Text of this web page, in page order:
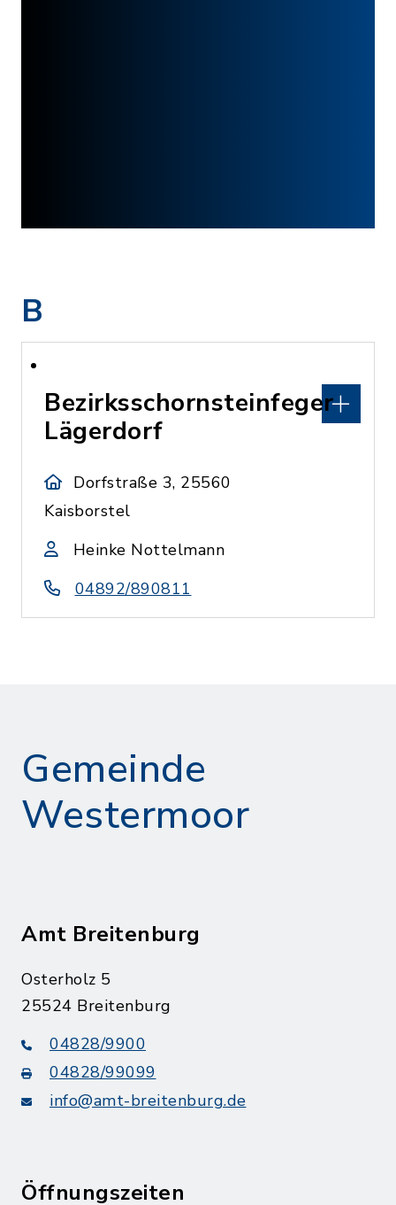
B
Bezirksschornsteinfeger
Lägerdorf
Dorfstraße 3, 25560
Kaisborstel
Heinke Nottelmann
04892/890811
Gemeinde
Westermoor
Amt Breitenburg
Osterholz 5
25524 Breitenburg
04828/9900
04828/99099
info@amt-breitenburg.de
Öffnungszeiten